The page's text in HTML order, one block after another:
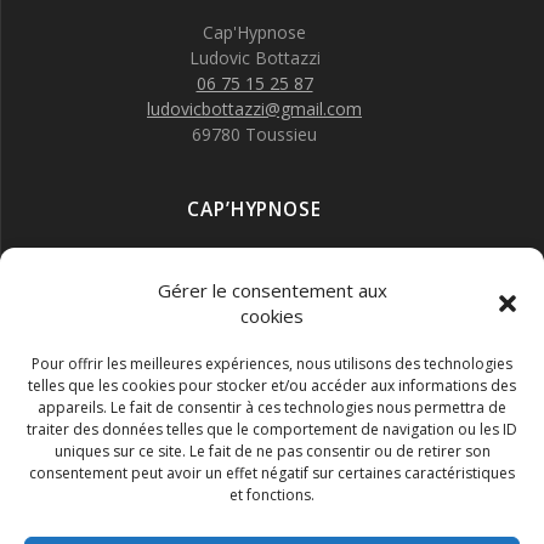
Gérer le consentement aux
cookies
Pour offrir les meilleures expériences, nous utilisons des technologies
telles que les cookies pour stocker et/ou accéder aux informations des
appareils. Le fait de consentir à ces technologies nous permettra de
traiter des données telles que le comportement de navigation ou les ID
uniques sur ce site. Le fait de ne pas consentir ou de retirer son
consentement peut avoir un effet négatif sur certaines caractéristiques
et fonctions.
Cap'Hypnose
Ludovic Bottazzi
06 75 15 25 87
ludovicbottazzi@gmail.com
69780 Toussieu
CAP’HYPNOSE
Animations
Formations
Tous droits réservés
RESEAUX SOCIAUX